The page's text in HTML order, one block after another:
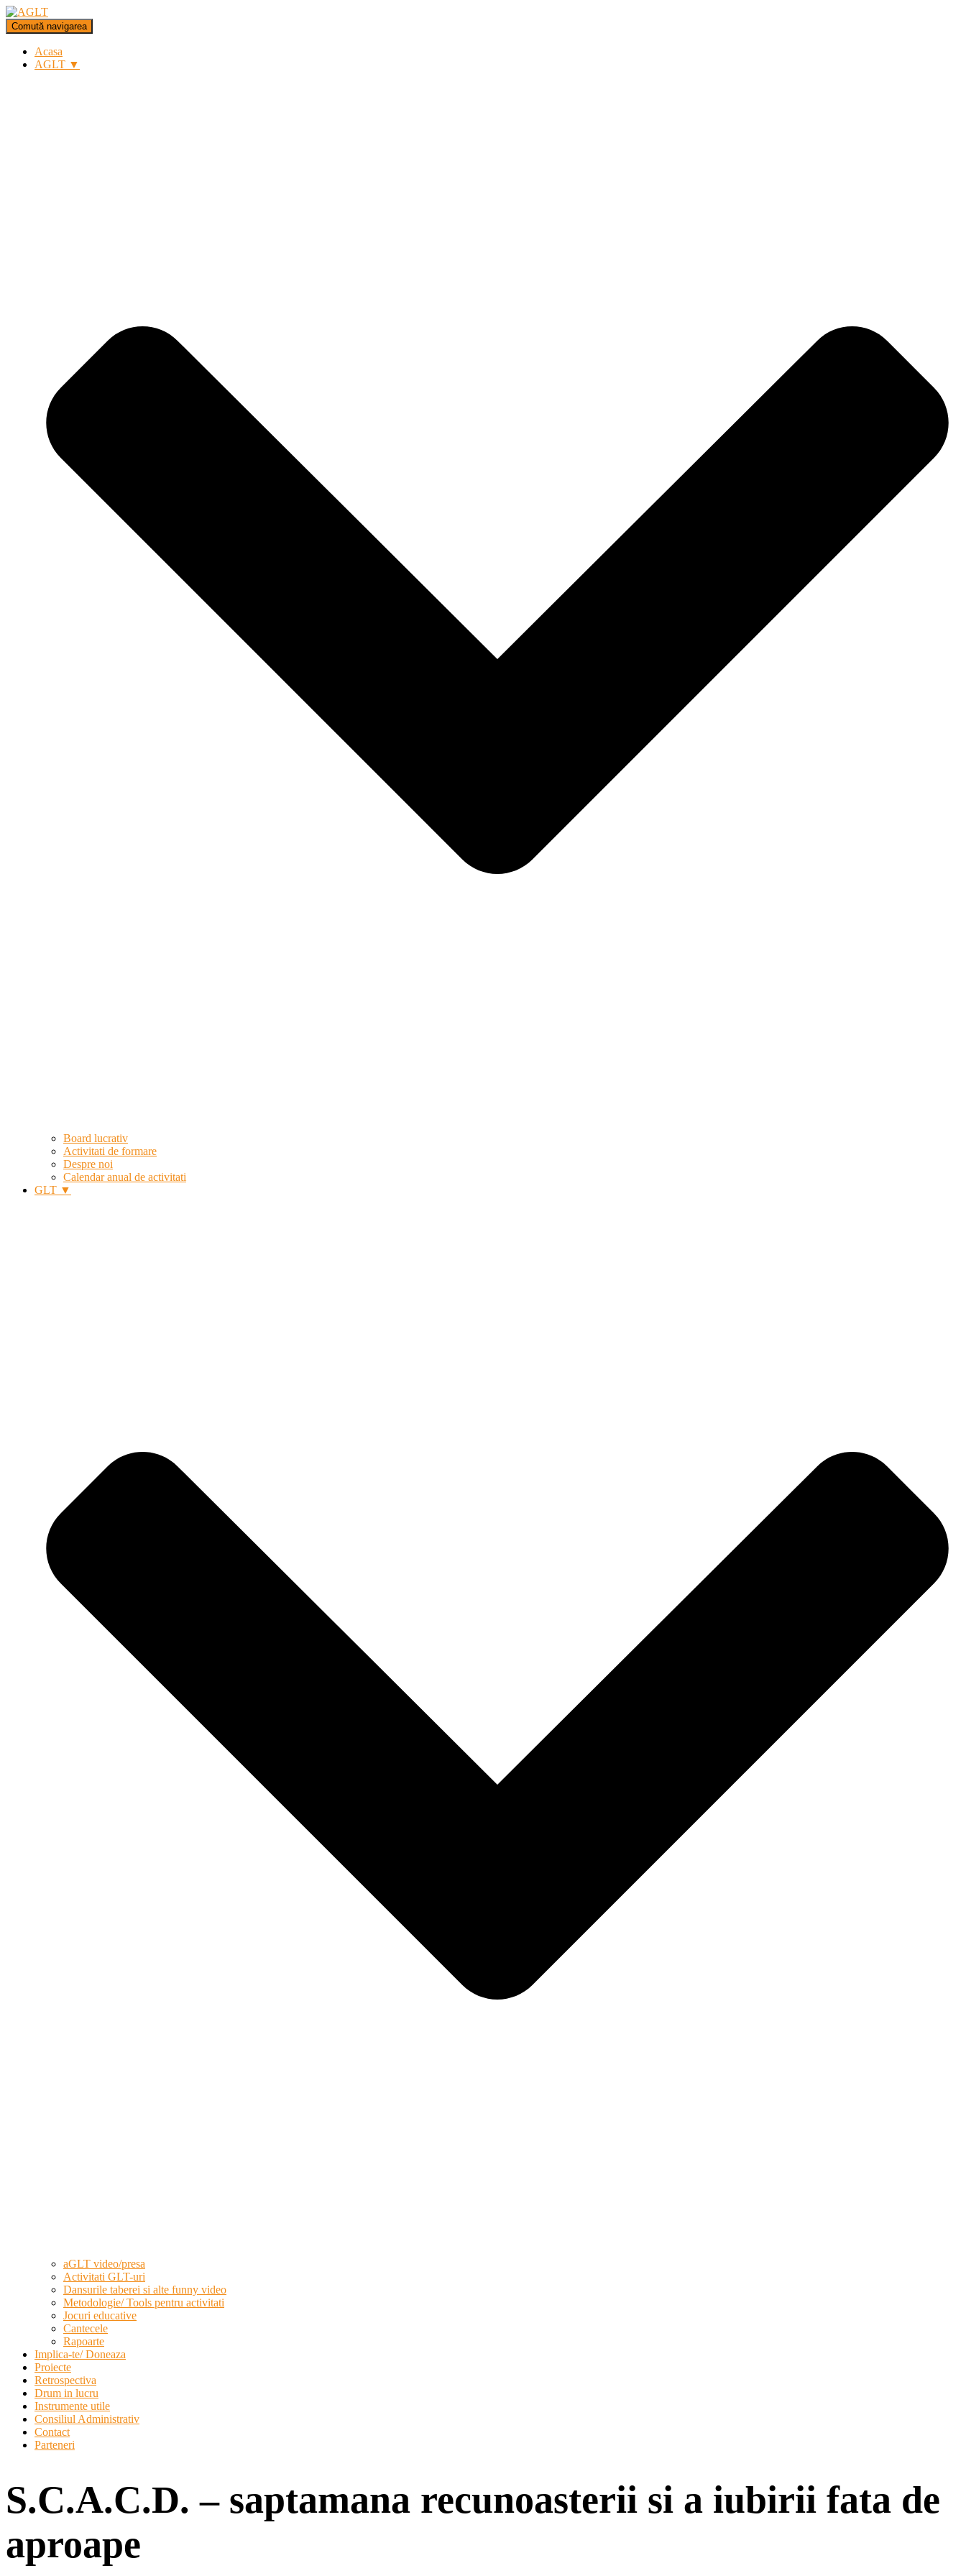
Comută navigarea
Acasa
AGLT ▼
Board lucrativ
Activitati de formare
Despre noi
Calendar anual de activitati
GLT ▼
aGLT video/presa
Activitati GLT-uri
Dansurile taberei si alte funny video
Metodologie/ Tools pentru activitati
Jocuri educative
Cantecele
Rapoarte
Implica-te/ Doneaza
Proiecte
Retrospectiva
Drum in lucru
Instrumente utile
Consiliul Administrativ
Contact
Parteneri
S.C.A.C.D. – saptamana recunoasterii si a iubirii fata de
aproape